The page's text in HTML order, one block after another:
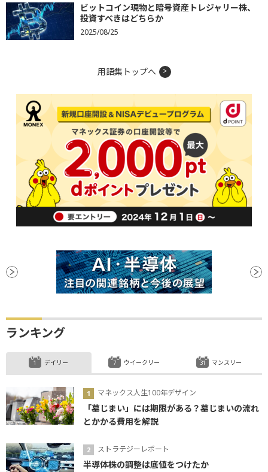
ビットコイン現物と暗号資産トレジャリー株、
投資すべきはどちらか
2025/08/25
用語集トップへ
ランキング
デイリー
マネックス人生100年デザイン
「墓じまい」には期限がある？墓じまいの流れ
とかかる費用を解説
ストラテジーレポート
半導体株の調整は底値をつけたか
ウイークリー マンスリー